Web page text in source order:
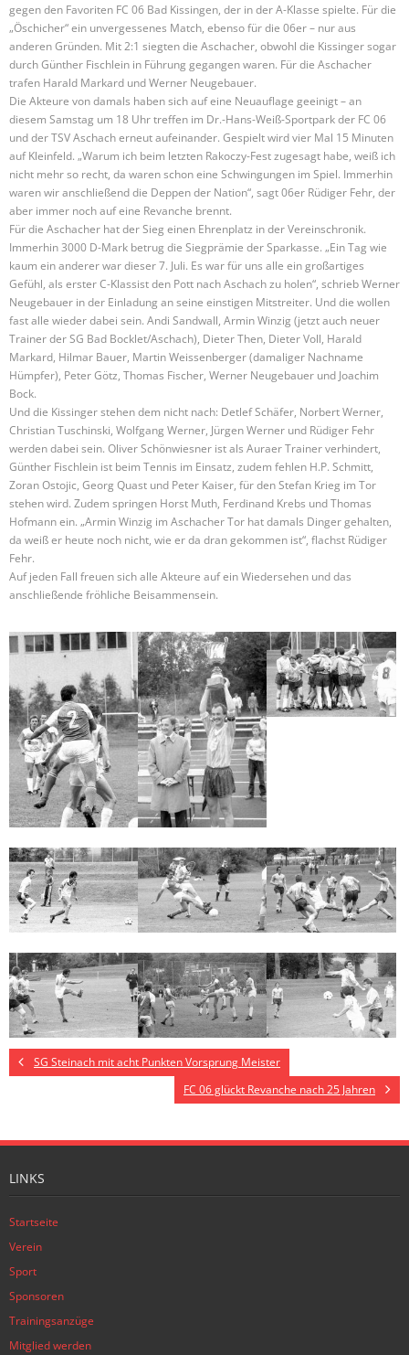
gegen den Favoriten FC 06 Bad Kissingen, der in der A-Klasse spielte. Für die
„Öschicher“ ein unvergessenes Match, ebenso für die 06er – nur aus
anderen Gründen. Mit 2:1 siegten die Aschacher, obwohl die Kissinger sogar
durch Günther Fischlein in Führung gegangen waren. Für die Aschacher
trafen Harald Markard und Werner Neugebauer.
Die Akteure von damals haben sich auf eine Neuauflage geeinigt – an
diesem Samstag um 18 Uhr treffen im Dr.-Hans-Weiß-Sportpark der FC 06
und der TSV Aschach erneut aufeinander. Gespielt wird vier Mal 15 Minuten
auf Kleinfeld. „Warum ich beim letzten Rakoczy-Fest zugesagt habe, weiß ich
nicht mehr so recht, da waren schon eine Schwingungen im Spiel. Immerhin
waren wir anschließend die Deppen der Nation“, sagt 06er Rüdiger Fehr, der
aber immer noch auf eine Revanche brennt.
Für die Aschacher hat der Sieg einen Ehrenplatz in der Vereinschronik.
Immerhin 3000 D-Mark betrug die Siegprämie der Sparkasse. „Ein Tag wie
kaum ein anderer war dieser 7. Juli. Es war für uns alle ein großartiges
Gefühl, als erster C-Klassist den Pott nach Aschach zu holen“, schrieb Werner
Neugebauer in der Einladung an seine einstigen Mitstreiter. Und die wollen
fast alle wieder dabei sein. Andi Sandwall, Armin Winzig (jetzt auch neuer
Trainer der SG Bad Bocklet/Aschach), Dieter Then, Dieter Voll, Harald
Markard, Hilmar Bauer, Martin Weissenberger (damaliger Nachname
Hümpfer), Peter Götz, Thomas Fischer, Werner Neugebauer und Joachim
Bock.
Und die Kissinger stehen dem nicht nach: Detlef Schäfer, Norbert Werner,
Christian Tuschinski, Wolfgang Werner, Jürgen Werner und Rüdiger Fehr
werden dabei sein. Oliver Schönwiesner ist als Auraer Trainer verhindert,
Günther Fischlein ist beim Tennis im Einsatz, zudem fehlen H.P. Schmitt,
Zoran Ostojic, Georg Quast und Peter Kaiser, für den Stefan Krieg im Tor
stehen wird. Zudem springen Horst Muth, Ferdinand Krebs und Thomas
Hofmann ein. „Armin Winzig im Aschacher Tor hat damals Dinger gehalten,
da weiß er heute noch nicht, wie er da dran gekommen ist“, flachst Rüdiger
Fehr.
Auf jeden Fall freuen sich alle Akteure auf ein Wiedersehen und das
anschließende fröhliche Beisammensein.
SG Steinach mit acht Punkten Vorsprung Meister
FC 06 glückt Revanche nach 25 Jahren
LINKS
Startseite
Verein
Sport
Sponsoren
Trainingsanzüge
Mitglied werden